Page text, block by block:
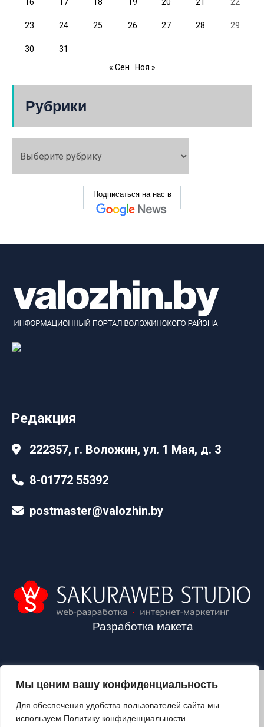
Мы ценим вашу конфиденциальность
Для обеспечения удобства пользователей сайта мы
используем Политику конфиденциальности
16 17 18 19 20 21 22
23 24 25 26 27 28 29
30
31
« Сен
Ноя »
Рубрики
Подписаться на нас в
Редакция
222357, г. Воложин, ул. 1 Мая, д. 3
8-01772 55392
postmaster@valozhin.by
Разработка макета
2024©VALOZHIN.BY - НОВОСТИ ВОЛОЖИНСКОГО РАЙОНА